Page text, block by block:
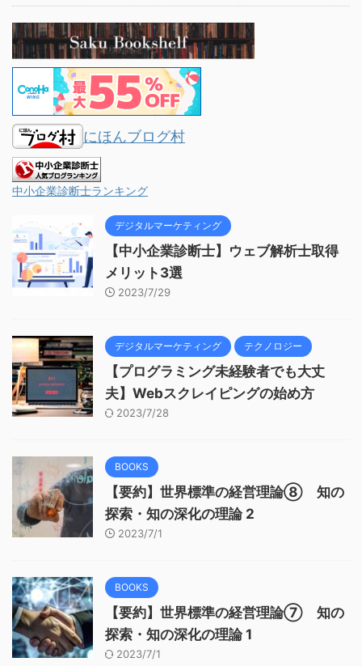
にほんブログ村
中小企業診断士ランキング
デジタルマーケティング
【中小企業診断士】ウェブ解析士取得
メリット3選
2023/7/29
デジタルマーケティング テクノロジー
【プログラミング未経験者でも大丈
夫】Webスクレイピングの始め方
2023/7/28
BOOKS
【要約】世界標準の経営理論⑧ 知の
探索・知の深化の理論 2
2023/7/1
BOOKS
【要約】世界標準の経営理論⑦ 知の
探索・知の深化の理論 1
2023/7/1